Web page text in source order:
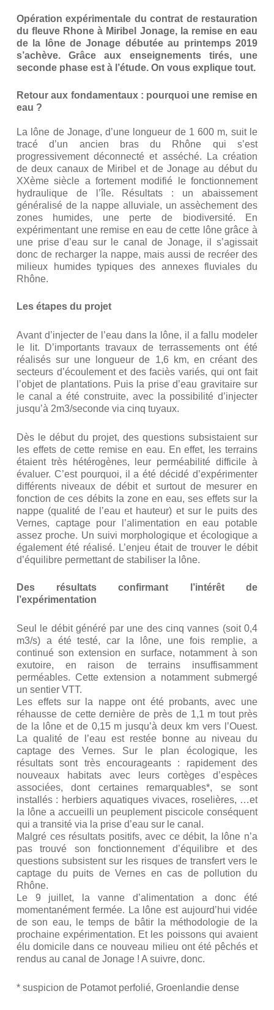
Opération expérimentale du contrat de restauration
du fleuve Rhone à Miribel Jonage, la remise en eau
de la lône de Jonage débutée au printemps 2019
s’achève. Grâce aux enseignements tirés, une
seconde phase est à l’étude. On vous explique tout.
Retour aux fondamentaux : pourquoi une remise en
eau ?
La lône de Jonage, d’une longueur de 1 600 m, suit le
tracé d’un ancien bras du Rhône qui s’est
progressivement déconnecté et asséché. La création
de deux canaux de Miribel et de Jonage au début du
XXème siècle a fortement modifié le fonctionnement
hydraulique de l’île. Résultats : un abaissement
généralisé de la nappe alluviale, un assèchement des
zones humides, une perte de biodiversité. En
expérimentant une remise en eau de cette lône grâce à
une prise d’eau sur le canal de Jonage, il s’agissait
donc de recharger la nappe, mais aussi de recréer des
milieux humides typiques des annexes fluviales du
Rhône.
Les étapes du projet
Avant d’injecter de l’eau dans la lône, il a fallu modeler
le lit. D’importants travaux de terrassements ont été
réalisés sur une longueur de 1,6 km, en créant des
secteurs d’écoulement et des faciès variés, qui ont fait
l’objet de plantations. Puis la prise d’eau gravitaire sur
le canal a été construite, avec la possibilité d’injecter
jusqu’à 2m3/seconde via cinq tuyaux.
Dès le début du projet, des questions subsistaient sur
les effets de cette remise en eau. En effet, les terrains
étaient très hétérogènes, leur perméabilité difficile à
évaluer. C’est pourquoi, il a été décidé d’expérimenter
différents niveaux de débit et surtout de mesurer en
fonction de ces débits la zone en eau, ses effets sur la
nappe (qualité de l’eau et hauteur) et sur le puits des
Vernes, captage pour l’alimentation en eau potable
assez proche. Un suivi morphologique et écologique a
également été réalisé. L’enjeu était de trouver le débit
d’équilibre permettant de stabiliser la lône.
Des résultats confirmant l’intérêt de
l’expérimentation
Seul le débit généré par une des cinq vannes (soit 0,4
m3/s) a été testé, car la lône, une fois remplie, a
continué son extension en surface, notamment à son
exutoire, en raison de terrains insuffisamment
perméables. Cette extension a notamment submergé
un sentier VTT.
Les effets sur la nappe ont été probants, avec une
réhausse de cette dernière de près de 1,1 m tout près
de la lône et de 0,15 m jusqu’à deux km vers l’Ouest.
La qualité de l’eau est restée bonne au niveau du
captage des Vernes. Sur le plan écologique, les
résultats sont très encourageants : rapidement des
nouveaux habitats avec leurs cortèges d’espèces
associées, dont certaines remarquables*, se sont
installés : herbiers aquatiques vivaces, roselières, …et
la lône a accueilli un peuplement piscicole conséquent
qui a transité via la prise d’eau sur le canal.
Malgré ces résultats positifs, avec ce débit, la lône n’a
pas trouvé son fonctionnement d’équilibre et des
questions subsistent sur les risques de transfert vers le
captage du puits de Vernes en cas de pollution du
Rhône.
Le 9 juillet, la vanne d’alimentation a donc été
momentanément fermée. La lône est aujourd’hui vidée
de son eau, le temps de bâtir la méthodologie de la
prochaine expérimentation. Et les poissons qui avaient
élu domicile dans ce nouveau milieu ont été pêchés et
rendus au canal de Jonage ! A suivre, donc.
* suspicion de Potamot perfolié, Groenlandie dense